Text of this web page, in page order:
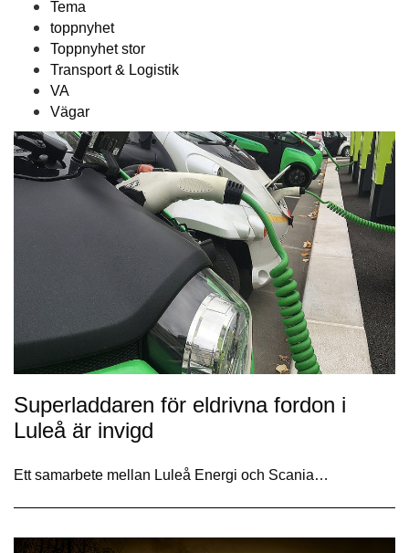
Tema
toppnyhet
Toppnyhet stor
Transport & Logistik
VA
Vägar
Superladdaren för eldrivna fordon i
Luleå är invigd
Ett samarbete mellan Luleå Energi och Scania…